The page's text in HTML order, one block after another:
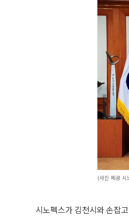
(사진 제공 시
시노펙스가 김천시와 손잡